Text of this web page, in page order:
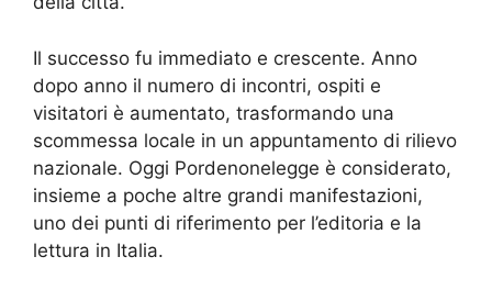
Il successo fu immediato e crescente. Anno
dopo anno il numero di incontri, ospiti e
visitatori è aumentato, trasformando una
scommessa locale in un appuntamento di rilievo
nazionale. Oggi Pordenonelegge è considerato,
insieme a poche altre grandi manifestazioni,
uno dei punti di riferimento per l’editoria e la
lettura in Italia.